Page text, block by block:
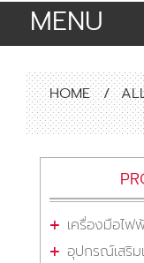
MENU
HOME /
เครื่องมือไฟ
อุปกรณ์เสริม